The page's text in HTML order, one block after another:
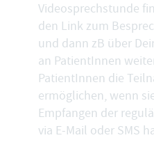
Videosprechstunde
den Link zum
und dann zB über
an PatientInnen
PatientInnen die
ermöglichen, wenn
Empfangen der
via E-Mail oder SMS